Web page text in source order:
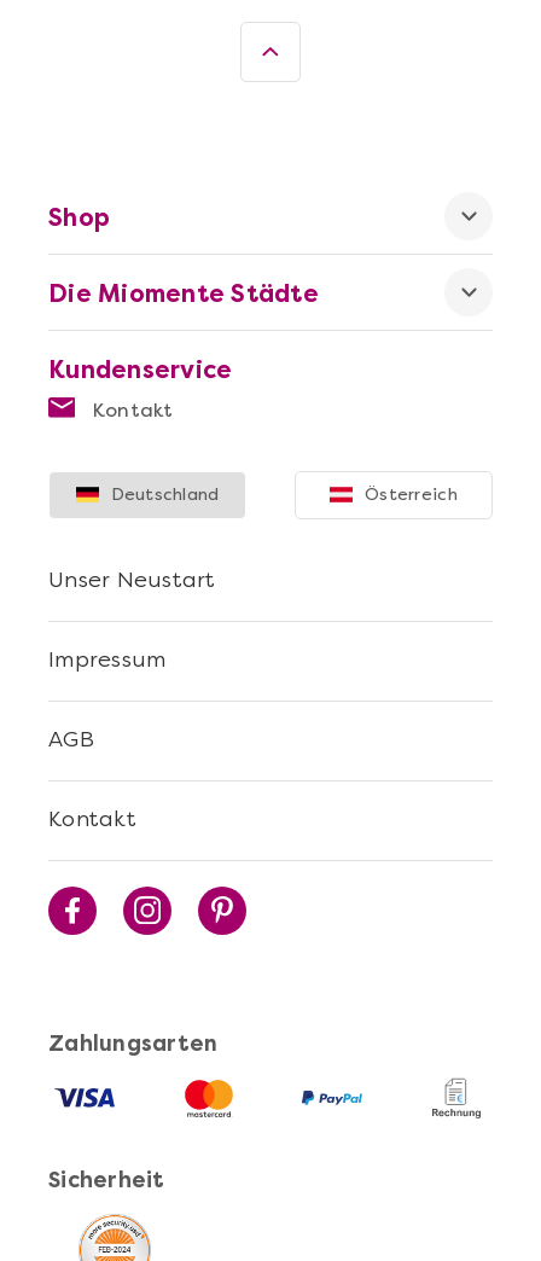
Kundenservice
Kontakt
Die Miomente Städte
Shop
Zahlungsarten
Sicherheit
Kontakt
AGB
Impressum
Unser Neustart
Deutschland Österreich